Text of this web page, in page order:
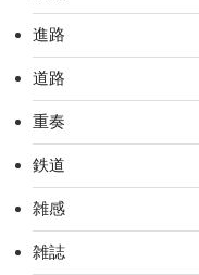
進路
道路
重奏
鉄道
雑感
雑誌